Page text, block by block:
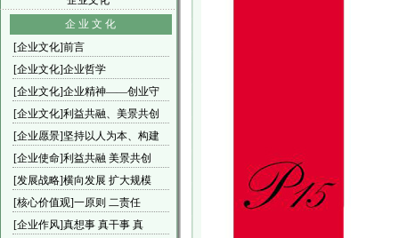
企 业 文 化
[企业文化]前言
[企业文化]企业哲学
[企业文化]企业精神——创业守
[企业文化]利益共融、美景共创
[企业愿景]坚持以人为本、构建
[企业使命]利益共融 美景共创
[发展战略]横向发展 扩大规模
[核心价值观]一原则 二责任
[企业作风]真想事 真干事 真